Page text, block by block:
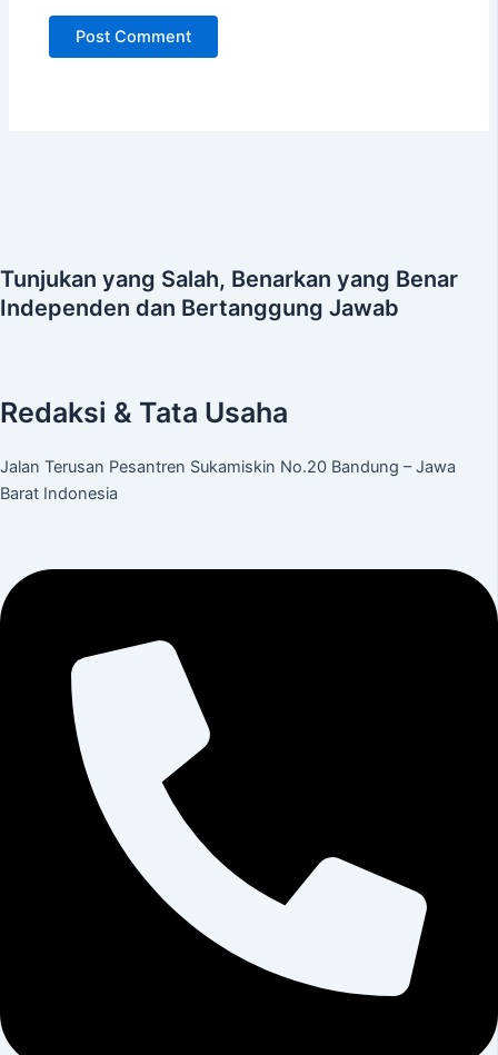
Tunjukan yang Salah, Benarkan yang Benar
Independen dan Bertanggung Jawab
Redaksi & Tata Usaha
Jalan Terusan Pesantren Sukamiskin No.20 Bandung – Jawa
Barat Indonesia